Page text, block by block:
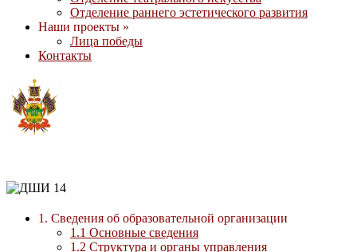
Отделение раннего эстетического развития
Наши проекты »
Лица победы
Контакты
1. Сведения об образовательной организации
1.1 Основные сведения
1.2 Структура и органы управления